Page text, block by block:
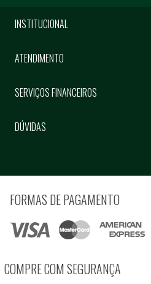
INSTITUCIONAL
ATENDIMENTO
SERVIÇOS FINANCEIROS
DÚVIDAS
FORMAS DE PAGAMENTO
COMPRE COM SEGURANÇA